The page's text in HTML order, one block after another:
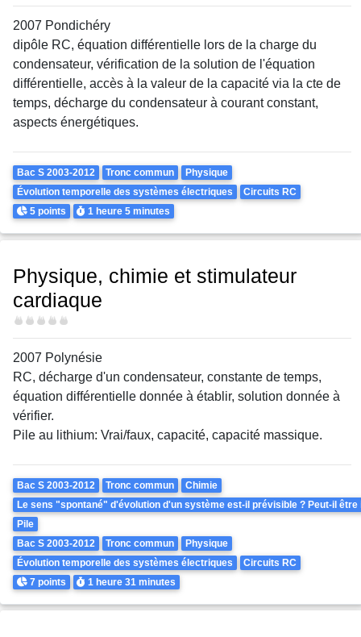
2007 Pondichéry
dipôle RC, équation différentielle lors de la charge du
condensateur, vérification de la solution de l'équation
différentielle, accès à la valeur de la capacité via la cte de
temps, décharge du condensateur à courant constant,
aspects énergétiques.
Theme
Bac S 2003-2012 Tronc commun
Physique
Évolution temporelle des systèmes électriques
Circuits RC
Points
5 points Durée
1 heure5 minutes
Physique, chimie et stimulateur
cardiaque
Difficulté
2007 Polynésie
RC, décharge d'un condensateur, constante de temps,
équation différentielle donnée à établir, solution donnée à
vérifier.
Pile au lithium: Vrai/faux, capacité, capacité massique.
Theme
Bac S 2003-2012 Tronc commun
Chimie
Le sens "spontané" d'évolution d'un système est-il prévisible ? Peut-il être
Pile
Bac S 2003-2012
Tronc commun
Physique
Évolution temporelle des systèmes électriques
Circuits RC
Points
7 points Durée
1 heure31 minutes